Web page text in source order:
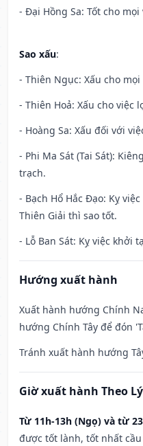
- Đại Hồng Sa: Tốt cho mọi
Sao xấu:
- Thiên Ngục: Xấu cho mọi
- Thiên Hoả: Xấu cho việc
- Hoàng Sa: Xấu đối với
- Phi Ma Sát (Tai Sát):
trạch.
- Bạch Hổ Hắc Đạo: Kỵ
Thiên Giải thì sao tốt.
- Lỗ Ban Sát: Kỵ việc khởi
Hướng xuất hành
Xuất hành hướng Chính
hướng Chính Tây để đón
Tránh xuất hành hướng
Giờ xuất hành Theo
Từ 11h-13h (Ngọ) và từ
được tốt lành, tốt nhất